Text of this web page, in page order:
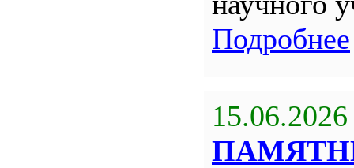
Подробнее
15.06.2026